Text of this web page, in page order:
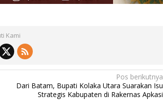
Kami
Pos berikutnya
Dari Batam, Bupati Kolaka Utara Suarakan Isu
Strategis Kabupaten di Rakernas Apkasi